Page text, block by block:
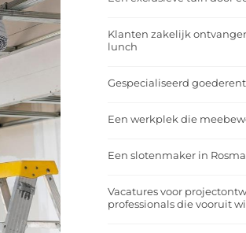
Klanten zakelijk
lunch
Gespecialiseerd
Een werkplek die
Een slotenmaker in
Vacatures voor
professionals die vooruit